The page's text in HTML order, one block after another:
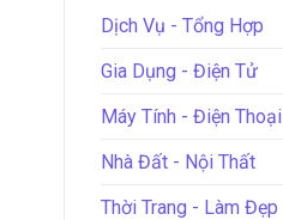
Dịch Vụ - Tổng Hợp
Gia Dụng - Điện Tử
Máy Tính - Điện Thoại
Nhà Đất - Nội Thất
Thời Trang - Làm Đẹp